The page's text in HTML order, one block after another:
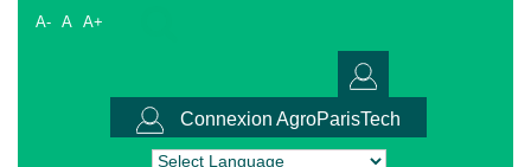
A- A A+
Connexion AgroParisTech